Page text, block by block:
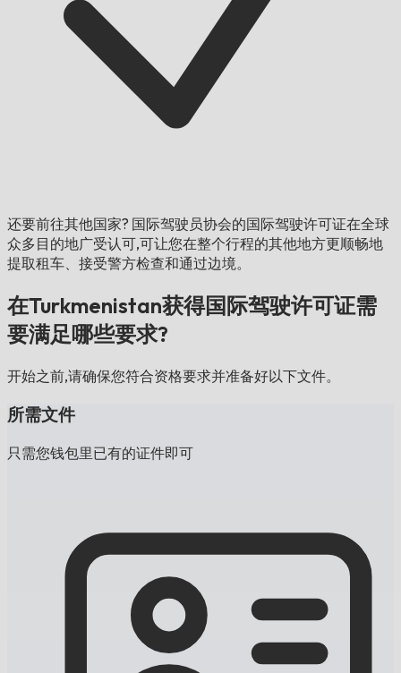
还要前往其他国家? 国际驾驶员协会的国际驾驶许可证在全球
众多目的地广受认可,可让您在整个行程的其他地方更顺畅地
提取租车、接受警方检查和通过边境。
在Turkmenistan获得国际驾驶许可证需
要满足哪些要求?
开始之前,请确保您符合资格要求并准备好以下文件。
所需文件
只需您钱包里已有的证件即可